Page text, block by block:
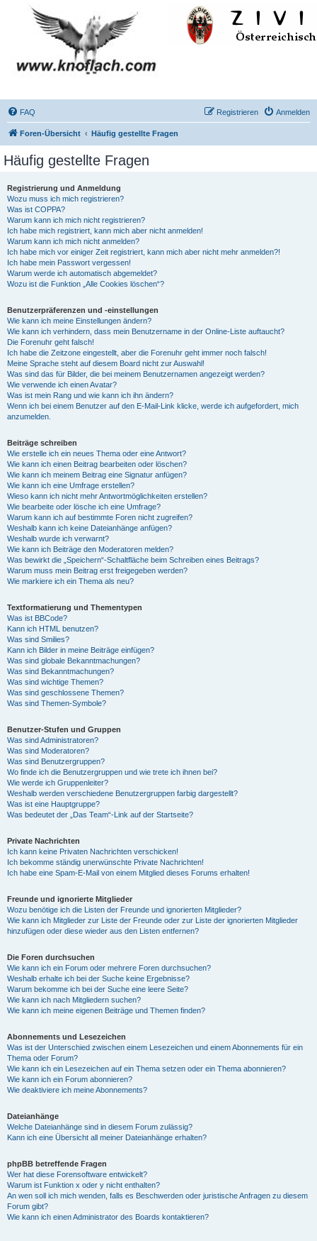
FAQ Anmelden
Registrieren
Foren-Übersicht Häufig gestellte Fragen
Häufig gestellte Fragen
Registrierung und Anmeldung
Wozu muss ich mich registrieren?
Was ist COPPA?
Warum kann ich mich nicht registrieren?
Ich habe mich registriert, kann mich aber nicht anmelden!
Warum kann ich mich nicht anmelden?
Ich habe mich vor einiger Zeit registriert, kann mich aber nicht mehr anmelden?!
Ich habe mein Passwort vergessen!
Warum werde ich automatisch abgemeldet?
Wozu ist die Funktion „Alle Cookies löschen“?
Benutzerpräferenzen und -einstellungen
Wie kann ich meine Einstellungen ändern?
Wie kann ich verhindern, dass mein Benutzername in der Online-Liste auftaucht?
Die Forenuhr geht falsch!
Ich habe die Zeitzone eingestellt, aber die Forenuhr geht immer noch falsch!
Meine Sprache steht auf diesem Board nicht zur Auswahl!
Was sind das für Bilder, die bei meinem Benutzernamen angezeigt werden?
Wie verwende ich einen Avatar?
Was ist mein Rang und wie kann ich ihn ändern?
Wenn ich bei einem Benutzer auf den E-Mail-Link klicke, werde ich aufgefordert, mich
anzumelden.
Beiträge schreiben
Wie erstelle ich ein neues Thema oder eine Antwort?
Wie kann ich einen Beitrag bearbeiten oder löschen?
Wie kann ich meinem Beitrag eine Signatur anfügen?
Wie kann ich eine Umfrage erstellen?
Wieso kann ich nicht mehr Antwortmöglichkeiten erstellen?
Wie bearbeite oder lösche ich eine Umfrage?
Warum kann ich auf bestimmte Foren nicht zugreifen?
Weshalb kann ich keine Dateianhänge anfügen?
Weshalb wurde ich verwarnt?
Wie kann ich Beiträge den Moderatoren melden?
Was bewirkt die „Speichern“-Schaltfläche beim Schreiben eines Beitrags?
Warum muss mein Beitrag erst freigegeben werden?
Wie markiere ich ein Thema als neu?
Textformatierung und Thementypen
Was ist BBCode?
Kann ich HTML benutzen?
Was sind Smilies?
Kann ich Bilder in meine Beiträge einfügen?
Was sind globale Bekanntmachungen?
Was sind Bekanntmachungen?
Was sind wichtige Themen?
Was sind geschlossene Themen?
Was sind Themen-Symbole?
Benutzer-Stufen und Gruppen
Was sind Administratoren?
Was sind Moderatoren?
Was sind Benutzergruppen?
Wo finde ich die Benutzergruppen und wie trete ich ihnen bei?
Wie werde ich Gruppenleiter?
Weshalb werden verschiedene Benutzergruppen farbig dargestellt?
Was ist eine Hauptgruppe?
Was bedeutet der „Das Team“-Link auf der Startseite?
Private Nachrichten
Ich kann keine Privaten Nachrichten verschicken!
Ich bekomme ständig unerwünschte Private Nachrichten!
Ich habe eine Spam-E-Mail von einem Mitglied dieses Forums erhalten!
Freunde und ignorierte Mitglieder
Wozu benötige ich die Listen der Freunde und ignorierten Mitglieder?
Wie kann ich Mitglieder zur Liste der Freunde oder zur Liste der ignorierten Mitglieder
hinzufügen oder diese wieder aus den Listen entfernen?
Die Foren durchsuchen
Wie kann ich ein Forum oder mehrere Foren durchsuchen?
Weshalb erhalte ich bei der Suche keine Ergebnisse?
Warum bekomme ich bei der Suche eine leere Seite?
Wie kann ich nach Mitgliedern suchen?
Wie kann ich meine eigenen Beiträge und Themen finden?
Abonnements und Lesezeichen
Was ist der Unterschied zwischen einem Lesezeichen und einem Abonnements für ein
Thema oder Forum?
Wie kann ich ein Lesezeichen auf ein Thema setzen oder ein Thema abonnieren?
Wie kann ich ein Forum abonnieren?
Wie deaktiviere ich meine Abonnements?
Dateianhänge
Welche Dateianhänge sind in diesem Forum zulässig?
Kann ich eine Übersicht all meiner Dateianhänge erhalten?
phpBB betreffende Fragen
Wer hat diese Forensoftware entwickelt?
Warum ist Funktion x oder y nicht enthalten?
An wen soll ich mich wenden, falls es Beschwerden oder juristische Anfragen zu diesem
Forum gibt?
Wie kann ich einen Administrator des Boards kontaktieren?